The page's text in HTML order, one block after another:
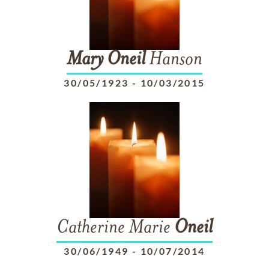
Mary OneilHanson
30/05/1923 - 10/03/2015
Catherine Marie Oneil
30/06/1949 - 10/07/2014